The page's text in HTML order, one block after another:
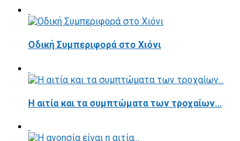
Οδική Συμπεριφορά στο Χιόνι
Η αιτία και τα συμπτώματα των τροχαίων...